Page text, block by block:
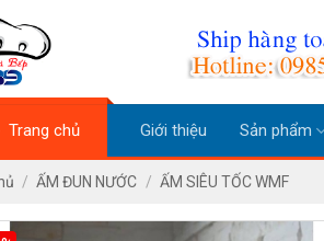
Trang chủ Giới thiệu Sản phẩm
/ ẤM ĐUN NƯỚC / ẤM SIÊU TỐC WMF